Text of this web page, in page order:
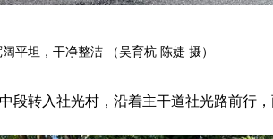
平坦，干净整洁 （吴育杭 陈婕 摄）
段转入社光村，沿着主干道社光路前行